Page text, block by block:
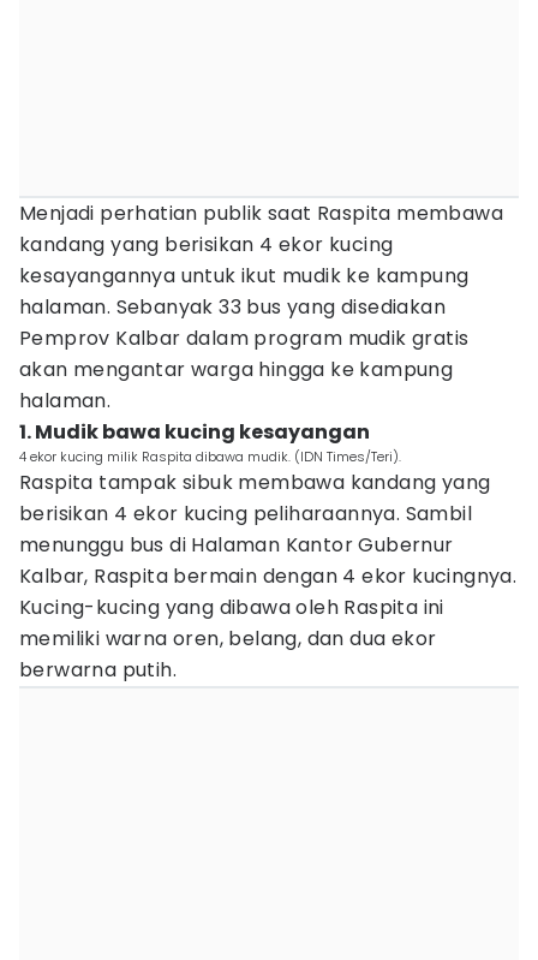
Menjadi perhatian publik saat Raspita membawa
kandang yang berisikan 4 ekor kucing
kesayangannya untuk ikut mudik ke kampung
halaman. Sebanyak 33 bus yang disediakan
Pemprov Kalbar dalam program mudik gratis
akan mengantar warga hingga ke kampung
halaman.
1. Mudik bawa kucing kesayangan
4 ekor kucing milik Raspita dibawa mudik. (IDN Times/Teri).
Raspita tampak sibuk membawa kandang yang
berisikan 4 ekor kucing peliharaannya. Sambil
menunggu bus di Halaman Kantor Gubernur
Kalbar, Raspita bermain dengan 4 ekor kucingnya.
Kucing-kucing yang dibawa oleh Raspita ini
memiliki warna oren, belang, dan dua ekor
berwarna putih.